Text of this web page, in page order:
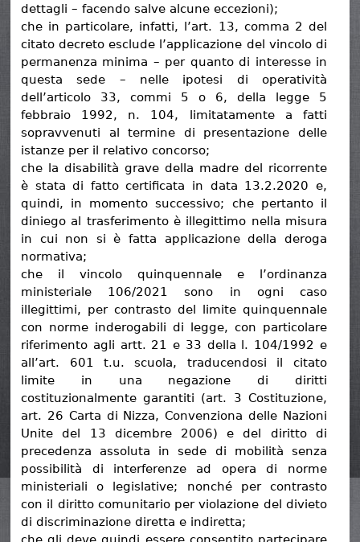
dettagli – facendo salve alcune eccezioni);
che in particolare, infatti, l’art. 13, comma 2 del
citato decreto esclude l’applicazione del vincolo di
permanenza minima – per quanto di interesse in
questa sede – nelle ipotesi di operatività
dell’articolo 33, commi 5 o 6, della legge 5
febbraio 1992, n. 104, limitatamente a fatti
sopravvenuti al termine di presentazione delle
istanze per il relativo concorso;
che la disabilità grave della madre del ricorrente
è stata di fatto certificata in data 13.2.2020 e,
quindi, in momento successivo; che pertanto il
diniego al trasferimento è illegittimo nella misura
in cui non si è fatta applicazione della deroga
normativa;
che il vincolo quinquennale e l’ordinanza
ministeriale 106/2021 sono in ogni caso
illegittimi, per contrasto del limite quinquennale
con norme inderogabili di legge, con particolare
riferimento agli artt. 21 e 33 della l. 104/1992 e
all’art. 601 t.u. scuola, traducendosi il citato
limite in una negazione di diritti
costituzionalmente garantiti (art. 3 Costituzione,
art. 26 Carta di Nizza, Convenziona delle Nazioni
Unite del 13 dicembre 2006) e del diritto di
precedenza assoluta in sede di mobilità senza
possibilità di interferenze ad opera di norme
ministeriali o legislative; nonché per contrasto
con il diritto comunitario per violazione del divieto
di discriminazione diretta e indiretta;